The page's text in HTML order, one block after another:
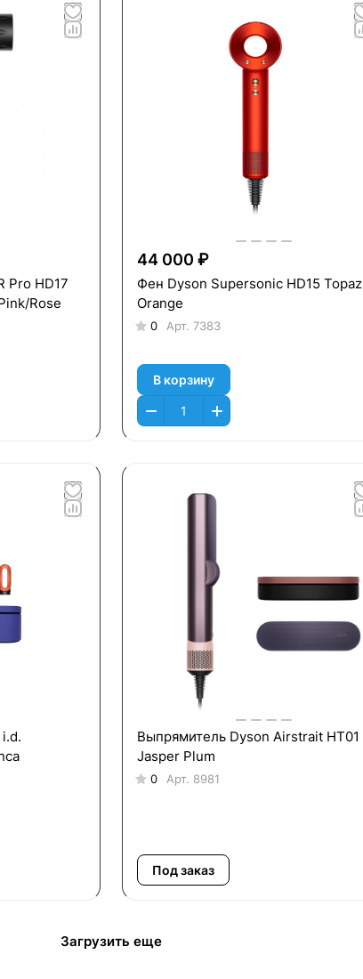
Pro HD17
Rose
44 000 ₽
Фен Dyson Supersonic HD15 Topaz
Orange
0 Арт. 7383
В корзину
Выпрямитель Dyson Airstrait HT01
Jasper Plum
0 Арт. 8981
Под заказ
Загрузить еще